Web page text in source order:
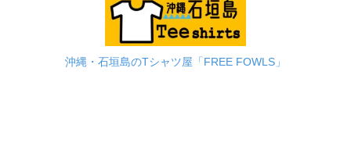
沖縄・石垣島のTシャツ屋「FREE FOWLS」